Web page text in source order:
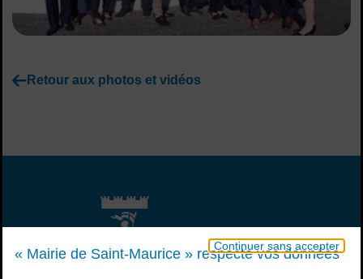
Continuer sans accepter
« Mairie de Saint-Maurice » respecte vos données
Retour aux photos et vidéos